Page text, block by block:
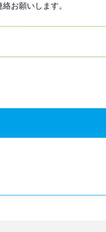
お願いします。